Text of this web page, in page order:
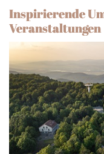
Inspirierende
Veranstaltungen